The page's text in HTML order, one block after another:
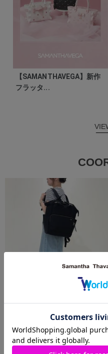
【SAMANTHAVEGA】新作
フラッタ...
2026.08.08
Samantha Thavasa